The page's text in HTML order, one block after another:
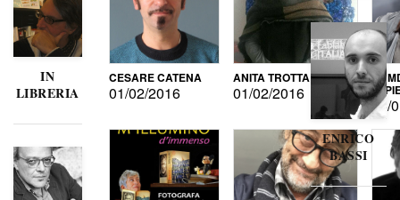
IN
LIBRERIA
CESARE CATENA
01/02/2016
ANITA TROTTA
01/02/2016 DI
15/
ENRICO
BASSI